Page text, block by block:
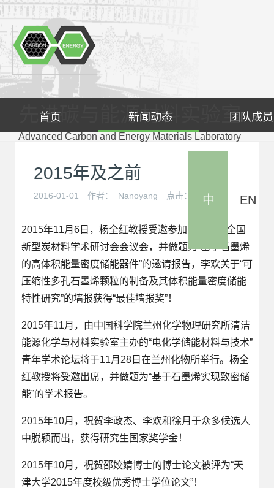
先进碳与能源材料实验室
Advanced Carbon and Energy Materials Laboratory
中 EN
首页 新闻动态 团队成员
2015年及之前
2016-01-01 作者： Nanoyang 点击： 830 次
2015年11月6日，杨全红教授受邀参加第十二届全国
新型炭材料学术研讨会会议会，并做题为“基于石墨烯
的高体积能量密度储能器件”的邀请报告，李欢关于“可
压缩性多孔石墨烯颗粒的制备及其体积能量密度储能
特性研究”的墙报获得“最佳墙报奖”！
2015年11月，由中国科学院兰州化学物理研究所清洁
能源化学与材料实验室主办的“电化学储能材料与技术”
青年学术论坛将于11月28日在兰州化物所举行。杨全
红教授将受邀出席，并做题为“基于石墨烯实现致密储
能”的学术报告。
2015年10月，祝贺李政杰、李欢和徐月于众多候选人
中脱颖而出，获得研究生国家奖学金！
2015年10月，祝贺邵姣婧博士的博士论文被评为“天
津大学2015年度校级优秀博士学位论文”！